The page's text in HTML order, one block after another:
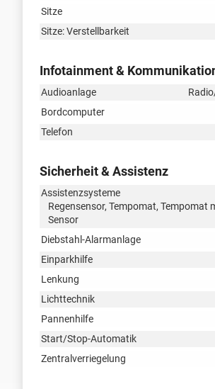
Sitze
Sitze: Verstellbarkeit
Infotainment &
Audioanlage
Bordcomputer
Telefon
Sicherheit & Assistenz
Assistenzsysteme
Regensensor, Tempomat,
Sensor
Diebstahl-Alarmanlage
Einparkhilfe
Lenkung
Lichttechnik
Pannenhilfe
Start/Stop-Automatik
Zentralverriegelung